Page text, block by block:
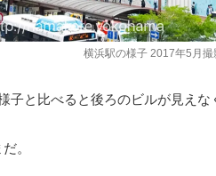
横浜駅の様子 2017年5月撮
子と比べると後ろのビルが見えな
。